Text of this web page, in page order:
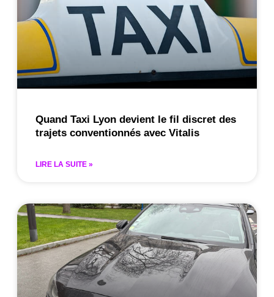
Quand Taxi Lyon devient le fil discret des
trajets conventionnés avec Vitalis
LIRE LA SUITE »